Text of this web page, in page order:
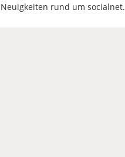
Neuigkeiten rund um socialnet.